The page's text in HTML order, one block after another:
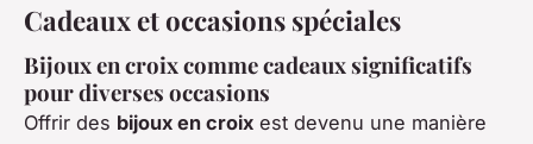
Cadeaux et occasions spéciales
Bijoux en croix comme cadeaux significatifs
pour diverses occasions
Offrir des bijoux en croix est devenu une manière